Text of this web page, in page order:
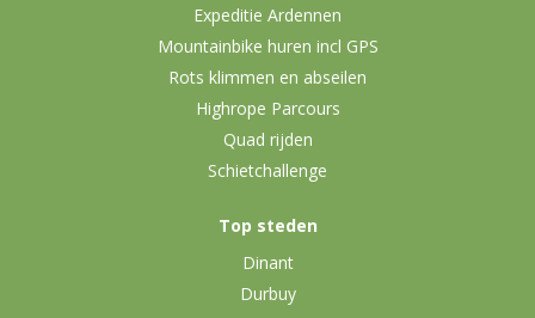
Expeditie Ardennen
Mountainbike huren incl GPS
Rots klimmen en abseilen
Highrope Parcours
Quad rijden
Schietchallenge
Top steden
Dinant
Durbuy